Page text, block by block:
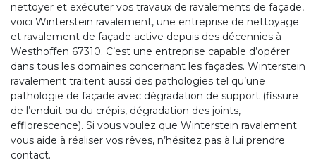
nettoyer et exécuter vos travaux de ravalements de façade,
voici Winterstein ravalement, une entreprise de nettoyage
et ravalement de façade active depuis des décennies à
Westhoffen 67310. C’est une entreprise capable d’opérer
dans tous les domaines concernant les façades. Winterstein
ravalement traitent aussi des pathologies tel qu’une
pathologie de façade avec dégradation de support (fissure
de l’enduit ou du crépis, dégradation des joints,
efflorescence). Si vous voulez que Winterstein ravalement
vous aide à réaliser vos rêves, n’hésitez pas à lui prendre
contact.